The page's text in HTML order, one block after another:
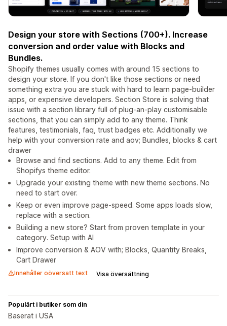
Design your store with Sections (700+). Increase
conversion and order value with Blocks and
Bundles.
Shopify themes usually comes with around 15 sections to
design your store. If you don't like those sections or need
something extra you are stuck with hard to learn page-builder
apps, or expensive developers. Section Store is solving that
issue with a section library full of plug-an-play customisable
sections, that you can simply add to any theme. Think
features, testimonials, faq, trust badges etc. Additionally we
help with your conversion rate and aov; Bundles, blocks & cart
drawer
Browse and find sections. Add to any theme. Edit from
Shopifys theme editor.
Upgrade your existing theme with new theme sections. No
need to start over.
Keep or even improve page-speed. Some apps loads slow,
replace with a section.
Building a new store? Start from proven template in your
category. Setup with AI
Improve conversion & AOV with; Blocks, Quantity Breaks,
Cart Drawer
Innehåller oöversatt text Visa översättning
Populärt i butiker som din
Baserat i USA